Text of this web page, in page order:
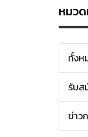
หมว
ทั้งห
รับส
ข่าว